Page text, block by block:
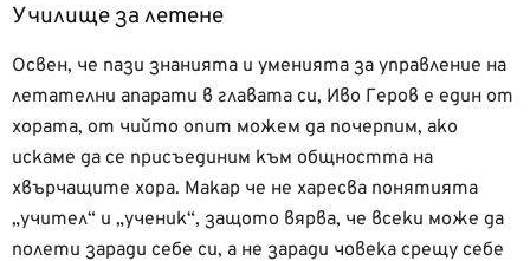
Училище за летене
Освен, че пази знанията и уменията за управление на
летателни апарати в главата си, Иво Геров е един от
хората, от чийто опит можем да почерпим, ако
искаме да се присъединим към общността на
хвърчащите хора. Макар че не харесва понятията
„учител“ и „ученик“, защото вярва, че всеки може да
полети заради себе си, а не заради човека срещу себе